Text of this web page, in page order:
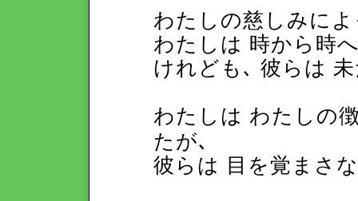
わたしの慈しみに
わたしは 時から時
けれども､ 彼らは
わたしは わたしの
たが､
彼らは 目を覚まさ